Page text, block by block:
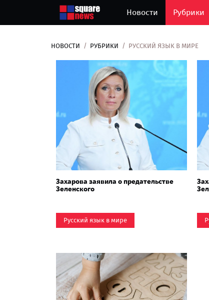
Новости Рубрики
НОВОСТИ РУБРИКИ РУССКИЙ ЯЗЫК В МИРЕ
Захарова заявила о предательстве
Зеленского
Русский язык в мире